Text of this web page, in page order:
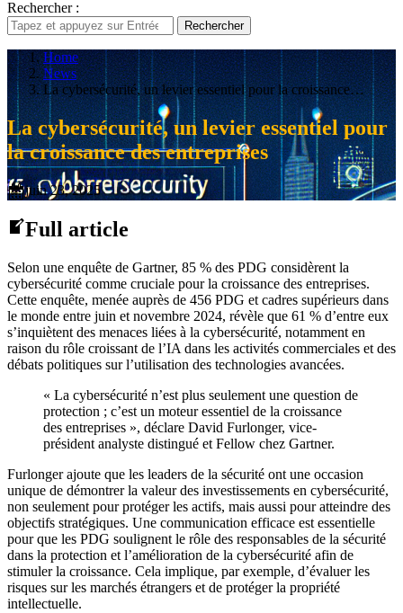
Rechercher :
Rechercher
Home
News
La cybersécurité, un levier essentiel pour la croissance…
La cybersécurité, un levier essentiel pour
la croissance des entreprises
juin 23, 2025
Full article
Selon une enquête de Gartner, 85 % des PDG considèrent la
cybersécurité comme cruciale pour la croissance des entreprises.
Cette enquête, menée auprès de 456 PDG et cadres supérieurs dans
le monde entre juin et novembre 2024, révèle que 61 % d’entre eux
s’inquiètent des menaces liées à la cybersécurité, notamment en
raison du rôle croissant de l’IA dans les activités commerciales et des
débats politiques sur l’utilisation des technologies avancées.
« La cybersécurité n’est plus seulement une question de
protection ; c’est un moteur essentiel de la croissance
des entreprises », déclare David Furlonger, vice-
président analyste distingué et Fellow chez Gartner.
Furlonger ajoute que les leaders de la sécurité ont une occasion
unique de démontrer la valeur des investissements en cybersécurité,
non seulement pour protéger les actifs, mais aussi pour atteindre des
objectifs stratégiques. Une communication efficace est essentielle
pour que les PDG soulignent le rôle des responsables de la sécurité
dans la protection et l’amélioration de la cybersécurité afin de
stimuler la croissance. Cela implique, par exemple, d’évaluer les
risques sur les marchés étrangers et de protéger la propriété
intellectuelle.